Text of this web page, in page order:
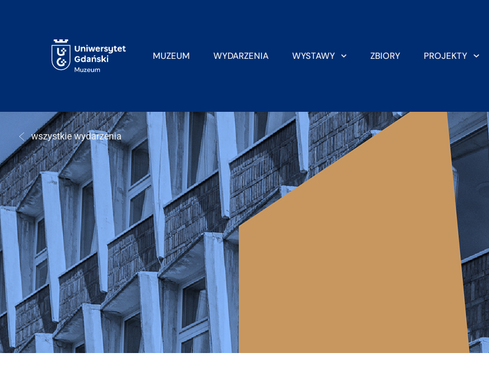
MUZEUM WYDARZENIA WYSTAWY ZBIORY PROJEKTY
wszystkie wydarzenia